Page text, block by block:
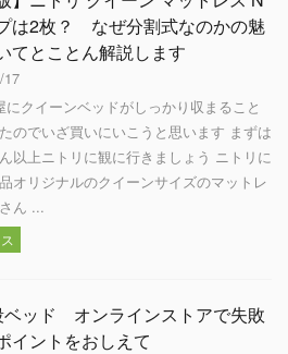
は2枚？ なぜ分割式なのかの魅
てとことん解説します
17
にクイーンベッドがしっかり収まること
のでいざ買いにいこうと思います まずは
以上ニトリに観に行きましょう ニトリに
オリジナルのクイーンサイズのマットレ
ん ...
ベッド オンラインストアで失敗
イントをおしえて